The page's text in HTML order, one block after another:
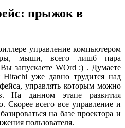
прыжок в
управление компьютером
мыши, всего лишб пара
запускаете WOrd :) . Думаете
уже давно трудится над
управлять которым можно
На данном этапе развития
Скорее всего все управление и
на базе проектора и
пользователя.